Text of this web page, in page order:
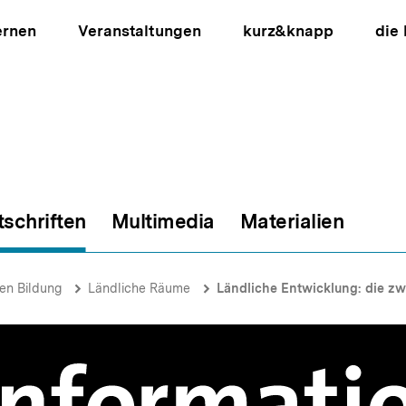
Veranstaltungen kurz&knapp die
Multimedia Materialien
Bildung Ländliche Räume Ländliche Entwicklung: die